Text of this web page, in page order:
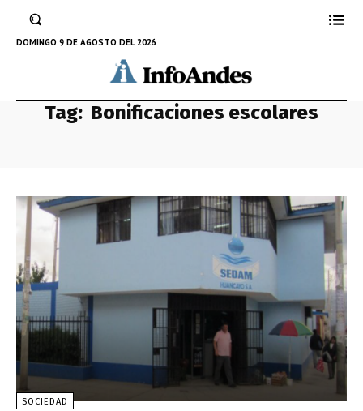
DOMINGO 9 DE AGOSTO DEL 2026
Tag: Bonificaciones escolares
SOCIEDAD